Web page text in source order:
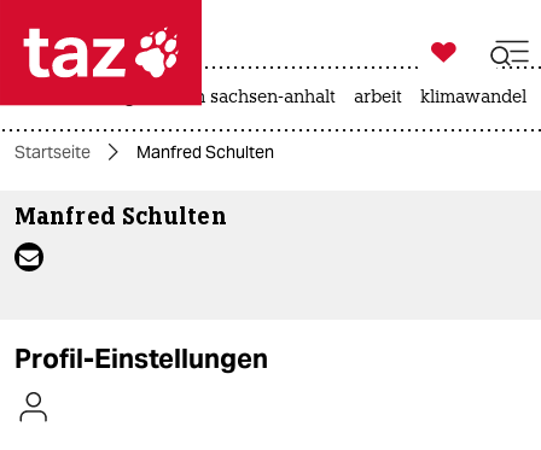
 taz zahl ich
taz zahl ich
themen
politik

taz zahl ich
landtagswahl in sachsen-anhalt arbeit klimawandel
Startseite Manfred Schulten
Manfred Schulten
Profil-Einstellungen